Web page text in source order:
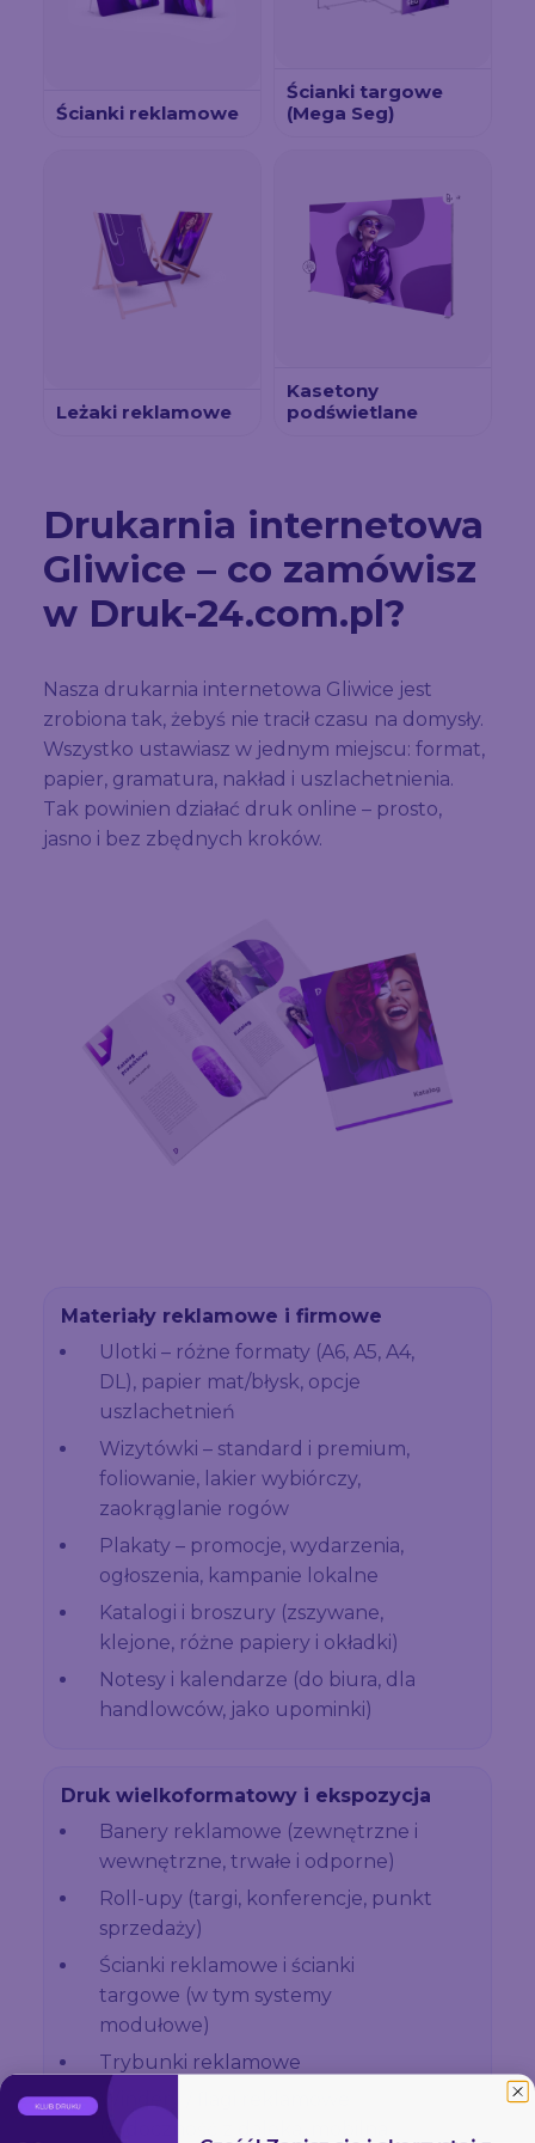
Ścianki reklamowe
Ścianki targowe
(Mega Seg)
Leżaki reklamowe
Kasetony
podświetlane
Drukarnia internetowa
Gliwice – co zamówisz
w Druk-24.com.pl?
Nasza drukarnia internetowa Gliwice jest
zrobiona tak, żebyś nie tracił czasu na domysły.
Wszystko ustawiasz w jednym miejscu: format,
papier, gramatura, nakład i uszlachetnienia.
Tak powinien działać druk online – prosto,
jasno i bez zbędnych kroków.
Materiały reklamowe i firmowe
Ulotki – różne formaty (A6, A5, A4,
DL), papier mat/błysk, opcje
uszlachetnień
Wizytówki – standard i premium,
foliowanie, lakier wybiórczy,
zaokrąglanie rogów
Plakaty – promocje, wydarzenia,
ogłoszenia, kampanie lokalne
Katalogi i broszury (zszywane,
klejone, różne papiery i okładki)
Notesy i kalendarze (do biura, dla
handlowców, jako upominki)
Druk wielkoformatowy i ekspozycja
Banery reklamowe (zewnętrzne i
wewnętrzne, trwałe i odporne)
Roll-upy (targi, konferencje, punkt
sprzedaży)
Ścianki reklamowe i ścianki
targowe (w tym systemy
modułowe)
Trybunki reklamowe
(widoczność z daleka, mobilna